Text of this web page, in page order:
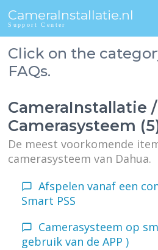
CameraInstallatie.nl
Support Center
Click on the
FAQs.
CameraInstallatie
Camerasysteem
De meest voorkomende
camerasysteem van Dahua.
Afspelen vanaf een
Smart PSS
Camerasysteem op
gebruik van de APP )